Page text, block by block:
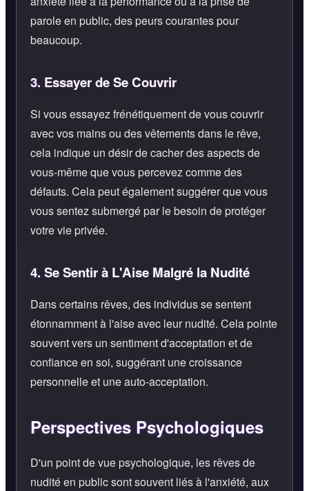
parole en public, des peurs courantes pour
beaucoup.
3. Essayer de Se Couvrir
Si vous essayez frénétiquement de vous couvrir
avec vos mains ou des vêtements dans le rêve,
cela indique un désir de cacher des aspects de
vous-même que vous percevez comme des
défauts. Cela peut également suggérer que vous
vous sentez submergé par le besoin de protéger
votre vie privée.
4. Se Sentir à L'Aise Malgré la Nudité
Dans certains rêves, des individus se sentent
étonnamment à l'aise avec leur nudité. Cela pointe
souvent vers un sentiment d'acceptation et de
confiance en soi, suggérant une croissance
personnelle et une auto-acceptation.
Perspectives Psychologiques
D'un point de vue psychologique, les rêves de
nudité en public sont souvent liés à l'anxiété, aux